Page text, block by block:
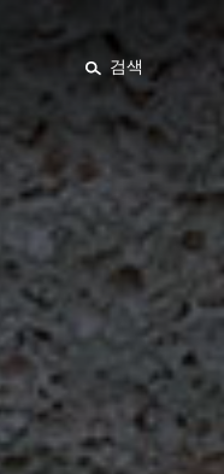
검색